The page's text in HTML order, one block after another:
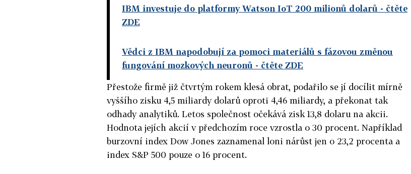
IBM investuje do platformy Watson IoT 200 milionů dolarů - čtěte
ZDE
Vědci z IBM napodobují za pomoci materiálů s fázovou změnou
fungování mozkových neuronů - čtěte ZDE
Přestože firmě již čtvrtým rokem klesá obrat, podařilo se jí docílit mírně
vyššího zisku 4,5 miliardy dolarů oproti 4,46 miliardy, a překonat tak
odhady analytiků. Letos společnost očekává zisk 13,8 dolaru na akcii.
Hodnota jejích akcií v předchozím roce vzrostla o 30 procent. Například
burzovní index Dow Jones zaznamenal loni nárůst jen o 23,2 procenta a
index S&P 500 pouze o 16 procent.